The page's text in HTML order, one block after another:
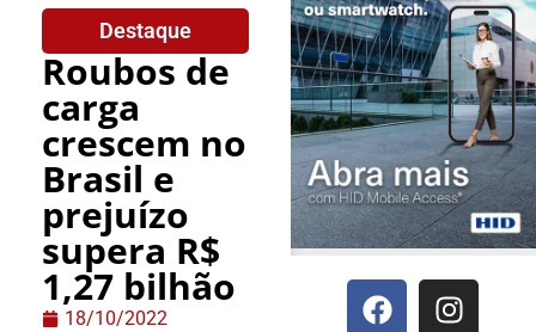
Destaque
Roubos de
carga
crescem no
Brasil e
prejuízo
supera R$
1,27 bilhão
18/10/2022